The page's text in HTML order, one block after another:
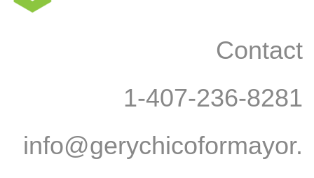
Contact
1-407-236-8281
info@gerychicoformayor.